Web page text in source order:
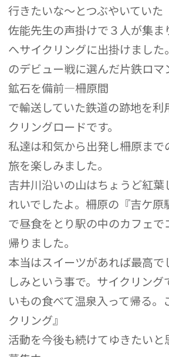
行きたいな～とつぶやいていた
佐能先生の声掛けで３人が集ま
へサイクリングに出掛けまし
のデビュー戦に選んだ片鉄ロマ
鉱石を備前―柵原間
で輸送していた鉄道の跡地を利
クリングロードです。
私達は和気から出発し柵原まで
旅を楽しみました。
吉井川沿いの山はちょうど紅葉
れいでしたよ。柵原の『吉ケ原
で昼食をとり駅の中のカフェで
帰りました。
本当はスイーツがあれば最高
しみという事で。サイクリング
いもの食べて温泉入って帰る。
クリング』
活動を今後も続けてゆきたいと